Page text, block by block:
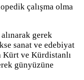
çalışma olma
gerek
sanat ve edebiyat
Kürt ve Kürdistanlı
günyüzüne